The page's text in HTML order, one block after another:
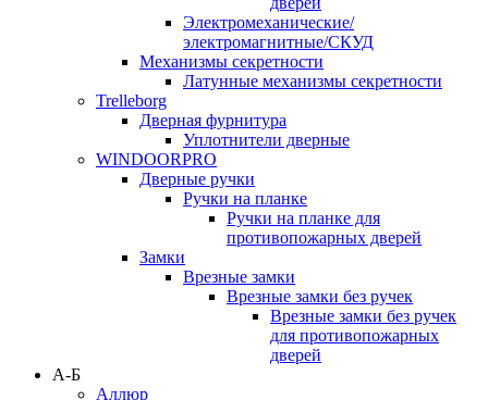
Электромеханические/
электромагнитные/СКУД
Механизмы секретности
Латунные механизмы секретности
Trelleborg
Дверная фурнитура
Уплотнители дверные
WINDOORPRO
Дверные ручки
Ручки на планке
Ручки на планке для
противопожарных дверей
Замки
Врезные замки
Врезные замки без ручек
Врезные замки без ручек
для противопожарных
дверей
А-Б
Аллюр